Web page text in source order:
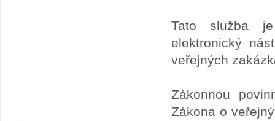
Tato služba
elektronický
veřejných
Zákonnou
Zákona o